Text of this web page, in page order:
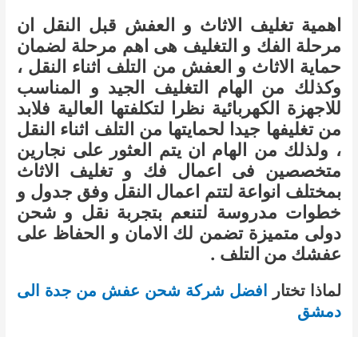
اهمية تغليف الاثاث و العفش قبل النقل ان
مرحلة الفك و التغليف هى اهم مرحلة لضمان
حماية الاثاث و العفش من التلف اثناء النقل ،
وكذلك من الهام التغليف الجيد و المناسب
للاجهزة الكهربائية نظرا لتكلفتها العالية فلابد
من تغليفها جيدا لحمايتها من التلف اثناء النقل
، ولذلك من الهام ان يتم العثور على نجارين
متخصصين فى اعمال فك و تغليف الاثاث
بمختلف انواعة لتتم اعمال النقل وفق جدول و
خطوات مدروسة لتنعم بتجربة نقل و شحن
دولى متميزة تضمن لك الامان و الحفاظ على
عفشك من التلف .
لماذا تختار
افضل شركة شحن عفش من جدة الى
دمشق